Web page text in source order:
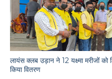
लायंस क्लब उड़ान ने 12 यक्ष्मा मरीजों को
किया वितरण